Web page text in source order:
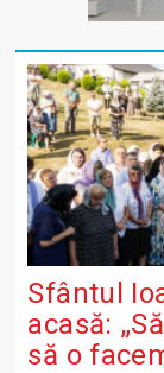
Sfântul
acasă:
să o